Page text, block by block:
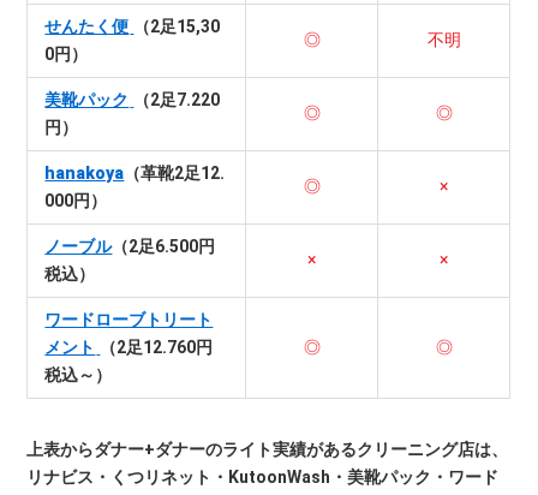
せんたく便
（2足15,30
0円）
◎ 不明
美靴パック
（2足7.220
円）
◎ ◎
hanakoya （革靴2足12.
000円）
◎ ×
ノーブル（2足6.500円
税込）
× ×
ワードローブトリート
メント
（2足12.760円
税込～）
◎ ◎
上表からダナー+ダナーのライト実績があるクリーニング店は、
リナビス・くつリネット・KutoonWash・美靴パック・ワード